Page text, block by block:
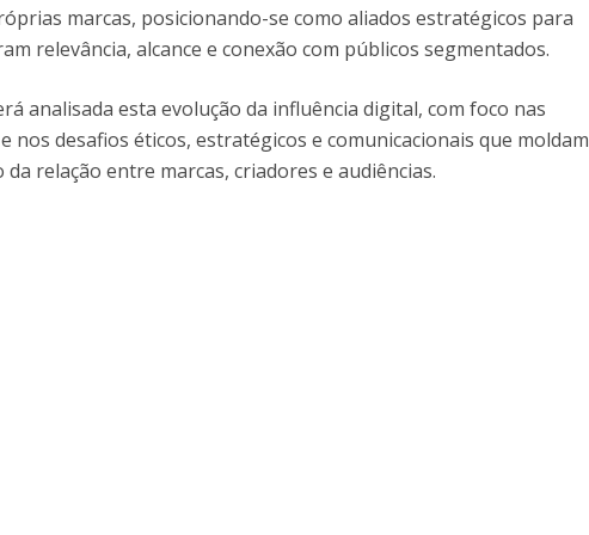
marcas, posicionando-se como aliados estratégicos para
relevância, alcance e conexão com públicos segmentados.
analisada esta evolução da influência digital, com foco nas
nos desafios éticos, estratégicos e comunicacionais que moldam
relação entre marcas, criadores e audiências.